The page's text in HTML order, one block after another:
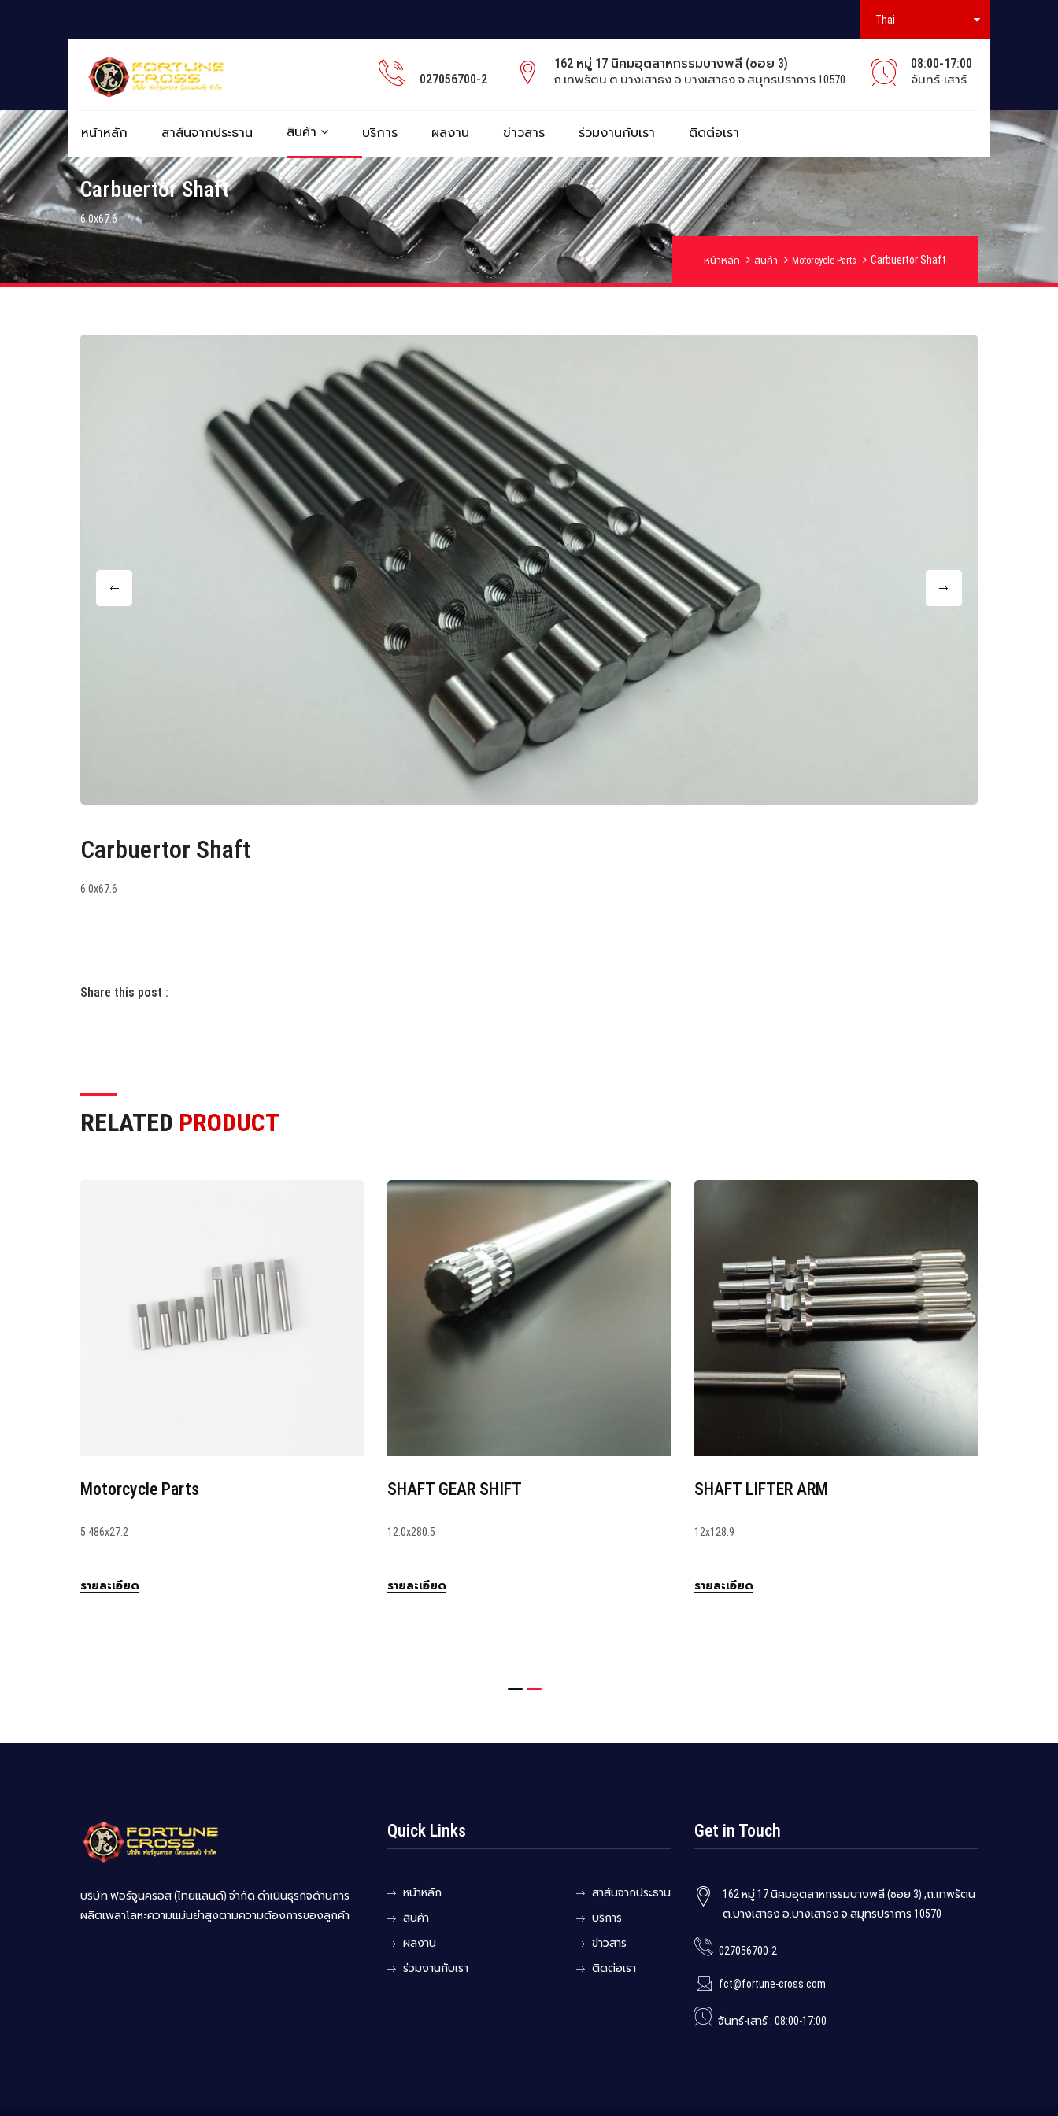
Thai
027056700-2
162 หมู่ 17 นิคมอุตสาหกรรมบางพลี (ซอย 3)
ถ.เทพรัตน ต.บางเสาธง อ.บางเสาธง จ.สมุทรปราการ 10570
08:00-17:00
จันทร์-เสาร์
หน้าหลัก สาส์นจากประธาน สินค้า บริการ ผลงาน ข่าวสาร ร่วมงานกับเรา ติดต่อเรา
Carbuertor Shaft
6.0x67.6
หน้าหลัก สินค้า Motorcycle Parts Carbuertor Shaft
Carbuertor Shaft
6.0x67.6
Share this post :
RELATED PRODUCT
COLLAR
22.0x13.9
รายละเอียด
Motorcycle Parts
5.486x27.2
รายละเอียด
SHAFT GEAR SHIFT
12.0x280.5
รายละเอียด
บริษัท ฟอร์จูนครอส (ไทยแลนด์) จำกัด ดำเนินธุรกิจด้านการ
ผลิตเพลาโลหะความแม่นยำสูงตามความต้องการของลูกค้า
Quick Links
หน้าหลัก
สินค้า
ผลงาน
ร่วมงานกับเรา
สาส์นจากประธาน
บริการ
ข่าวสาร
ติดต่อเรา
Get in Touch
162 หมู่ 17 นิคมอุตสาหกรรมบางพลี (ซอย 3) ,ถ.เทพรัตน
ต.บางเสาธง อ.บางเสาธง จ.สมุทรปราการ 10570
027056700-2
fct@fortune-cross.com
จันทร์-เสาร์ : 08:00-17:00